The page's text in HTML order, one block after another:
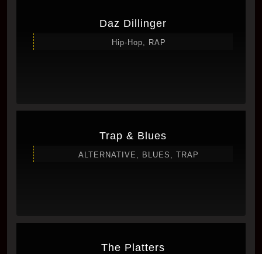
Daz Dillinger
Hip-Hop, RAP
Trap & Blues
ALTERNATIVE, BLUES, TRAP
The Platters